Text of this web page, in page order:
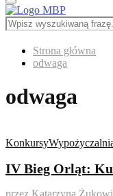
Primary
Menu
Search
for:
Strona główna
odwaga
odwaga
Konkursy
IV Bieg Orląt: Ku
przez Katarzyna